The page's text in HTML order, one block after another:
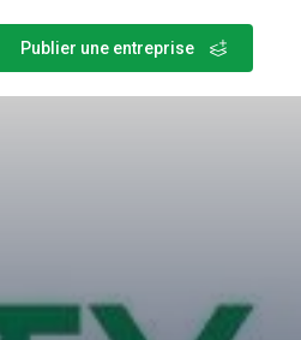
Publier une entreprise